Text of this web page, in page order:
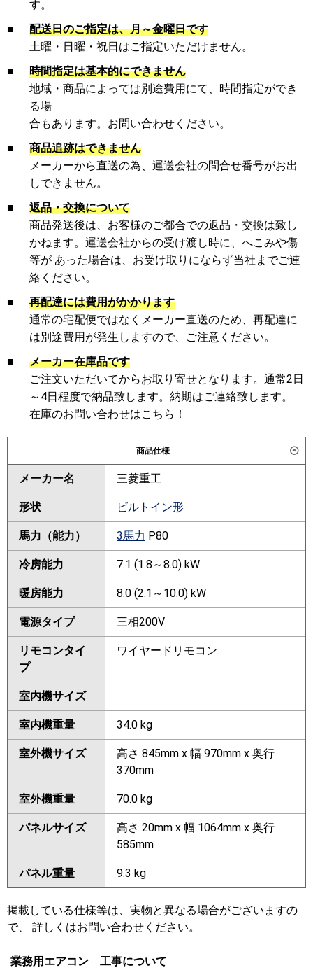
す。
■
配送日のご指定は、月～金曜日です
土曜・日曜・祝日はご指定いただけません。
■
時間指定は基本的にできません
地域・商品によっては別途費用にて、時間指定ができ
る場
合もあります。お問い合わせください。
■
商品追跡はできません
メーカーから直送の為、運送会社の問合せ番号がお出
しできません。
■
返品・交換について
商品発送後は、お客様のご都合での返品・交換は致し
かねます。運送会社からの受け渡し時に、へこみや傷
等が あった場合は、お受け取りにならず当社までご連
絡ください。
■
再配達には費用がかかります
通常の宅配便ではなくメーカー直送のため、再配達に
は別途費用が発生しますので、ご注意ください。
■
メーカー在庫品です
ご注文いただいてからお取り寄せとなります。通常2日
～4日程度で納品致します。納期はご連絡致します。
在庫のお問い合わせはこちら！
商品仕様
メーカー名 三菱重工
形状 ビルトイン形
馬力（能力） 3馬力 P80
冷房能力 7.1 (1.8～8.0) kW
暖房能力 8.0 (2.1～10.0) kW
電源タイプ 三相200V
リモコンタイ
プ
ワイヤードリモコン
室内機サイズ
室内機重量 34.0 kg
室外機サイズ
高さ 845mm x 幅 970mm x 奥行
370mm
室外機重量 70.0 kg
パネルサイズ
高さ 20mm x 幅 1064mm x 奥行
585mm
パネル重量 9.3 kg
掲載している仕様等は、実物と異なる場合がございますの
で、 詳しくはお問い合わせください。
業務用エアコン 工事について